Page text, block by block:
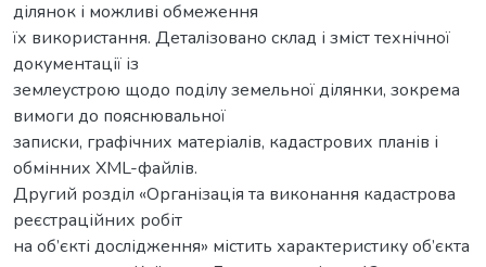
ділянок і можливі обмеження
їх використання. Деталізовано склад і зміст технічної
документації із
землеустрою щодо поділу земельної ділянки, зокрема
вимоги до пояснювальної
записки, графічних матеріалів, кадастрових планів і
обмінних XML-файлів.
Другий розділ «Організація та виконання кадастрова
реєстраційних робіт
на об’єкті дослідження» містить характеристику об’єкта